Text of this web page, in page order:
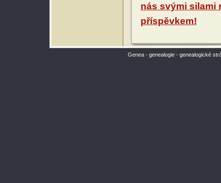
nás svými silami
příspěvkem!
Genea - genealogie - genealogické